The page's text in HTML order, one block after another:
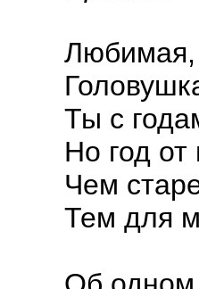
Любимая,
Ты с
Но год
Чем
Тем для